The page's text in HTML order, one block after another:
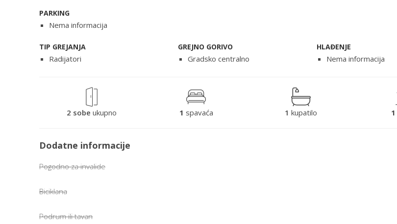
PARKING
Nema informacija
TIP GREJANJA
Radijatori
GREJNO GORIVO
Gradsko centralno
HLAĐENJE
Nema informacija
2 sobe ukupno 1 spavaća 1 kupatilo 1
Dodatne informacije
Pogodno za invalide
Biciklana
Podrum ili tavan